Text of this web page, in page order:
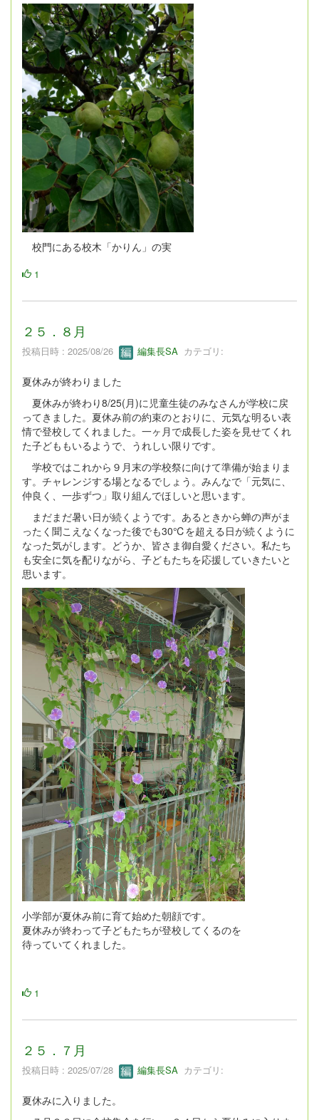
校門にある校木「かりん」の実
1
２５．８月
投稿日時 : 2025/08/26 編集長SA カテゴリ:
夏休みが終わりました
夏休みが終わり8/25(月)に児童生徒のみなさんが学校に戻
ってきました。夏休み前の約束のとおりに、元気な明るい表
情で登校してくれました。一ヶ月で成長した姿を見せてくれ
た子どももいるようで、うれしい限りです。
学校ではこれから９月末の学校祭に向けて準備が始まりま
す。チャレンジする場となるでしょう。みんなで「元気に、
仲良く、一歩ずつ」取り組んでほしいと思います。
まだまだ暑い日が続くようです。あるときから蝉の声がま
ったく聞こえなくなった後でも30℃を超える日が続くように
なった気がします。どうか、皆さま御自愛ください。私たち
も安全に気を配りながら、子どもたちを応援していきたいと
思います。
小学部が夏休み前に育て始めた朝顔です。
夏休みが終わって子どもたちが登校してくるのを
待っていてくれました。
1
２５．７月
投稿日時 : 2025/07/28 編集長SA カテゴリ:
夏休みに入りました。